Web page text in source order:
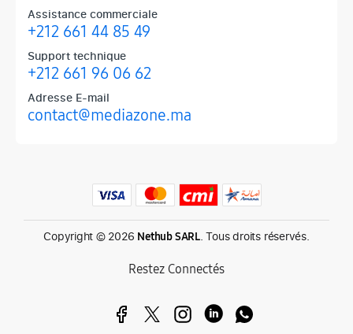
Assistance commerciale
+212 661 44 85 49
Support technique
+212 661 96 06 62
Adresse E-mail
contact@mediazone.ma
Produits phares chez Mediazone
Retrouvez chez Mediazone les références incontournables :
Copyright © 2026 Nethub SARL. Tous droits réservés.
Restez Connectés